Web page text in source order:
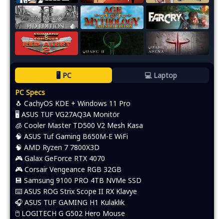
🖥️ PC
💻 Laptop
PC Specs
🐧 CachyOS KDE + Windows 11 Pro
🖥️ ASUS TUF VG27AQ3A Monitör
🧊 Cooler Master TD500 V2 Mesh Kasa
🧠 ASUS Tuf Gaming B650M-E WiFi
🧠 AMD Ryzen 7 7800X3D
🎮 Galax GeForce RTX 4070
🎮 Corsair Vengeance RGB 32GB
💾 Samsung 9100 PRO 4TB NVMe SSD
⌨️​ ASUS ROG Strix Scope II RX Klavye
🎧 ASUS TUF GAMING H1 Kulaklık
🖱️​ LOGITECH G G502 Hero Mouse